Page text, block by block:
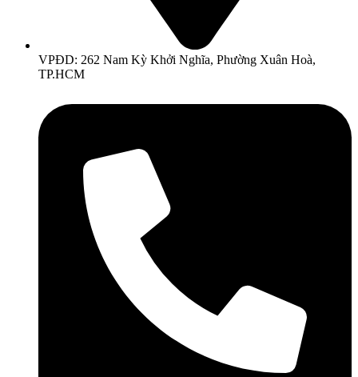
VPĐD: 262 Nam Kỳ Khởi Nghĩa, Phường Xuân Hoà,
TP.HCM